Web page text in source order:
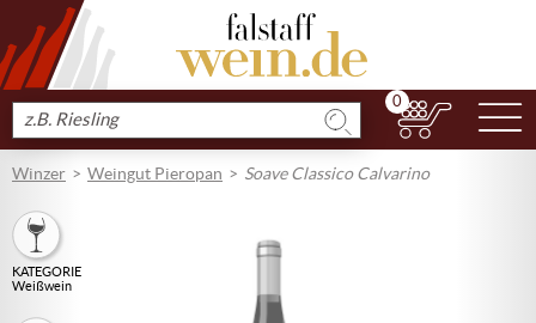
Produkt
suchen
0
Winzer Weingut Pieropan Soave Classico Calvarino
KATEGORIE
Weißwein